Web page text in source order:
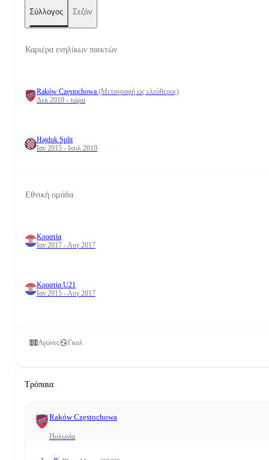
Σύλλογος Σεζόν
Καριέρα ενηλίκων παικτών
Raków Częstochowa (Μεταγραφή ως ελεύθερος)
Δεκ 2019 - τώρα
Hajduk Split
Ιαν 2015 - Ιουλ 2019
Εθνική ομάδα
Κροατία
Ιαν 2017 - Αυγ 2017
Κροατία U21
Ιαν 2015 - Αυγ 2017
Αγώνες Γκολ
Τρόπαια
Raków Częstochowa
Πολωνία